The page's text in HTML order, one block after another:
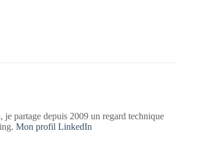
partage depuis 2009 un regard technique
Mon profil LinkedIn